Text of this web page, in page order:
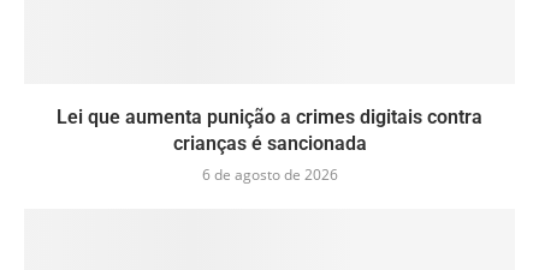
Lei que aumenta punição a crimes digitais contra
crianças é sancionada
6 de agosto de 2026